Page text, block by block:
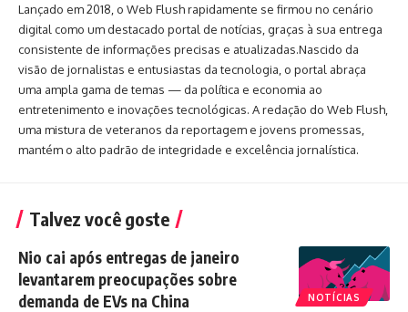
Lançado em 2018, o Web Flush rapidamente se firmou no cenário
digital como um destacado portal de notícias, graças à sua entrega
consistente de informações precisas e atualizadas.Nascido da
visão de jornalistas e entusiastas da tecnologia, o portal abraça
uma ampla gama de temas — da política e economia ao
entretenimento e inovações tecnológicas. A redação do Web Flush,
uma mistura de veteranos da reportagem e jovens promessas,
mantém o alto padrão de integridade e excelência jornalística.
Talvez você goste
NOTÍCIAS
Nio cai após entregas de janeiro
levantarem preocupações sobre
demanda de EVs na China